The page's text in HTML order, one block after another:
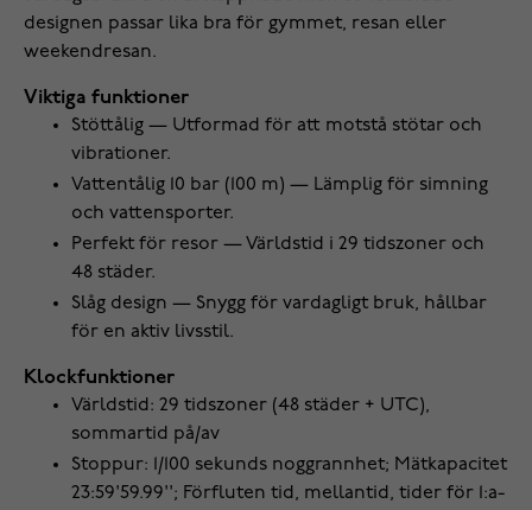
designen passar lika bra för gymmet, resan eller
weekendresan.
Viktiga funktioner
Stöttålig — Utformad för att motstå stötar och
vibrationer.
Vattentålig 10 bar (100 m) — Lämplig för simning
och vattensporter.
Perfekt för resor — Världstid i 29 tidszoner och
48 städer.
Slåg design — Snygg för vardagligt bruk, hållbar
för en aktiv livsstil.
Klockfunktioner
Världstid: 29 tidszoner (48 städer + UTC),
sommartid på/av
Stoppur: 1/100 sekunds noggrannhet; Mätkapacitet
23:59'59.99''; Förfluten tid, mellantid, tider för 1:a-